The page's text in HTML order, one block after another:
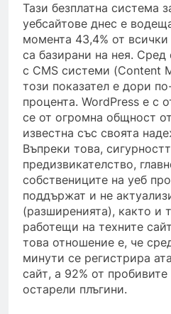
Тази безплатна система
уебсайтове днес е
момента 43,4% от
са базирани на нея. Сред
с CMS системи (Content
този показател е дори
процента. WordPress е с
се от огромна общност
известна със своята
Въпреки това,
предизвикателство,
собствениците на уеб
поддържат и не
(разширенията), както и
работещи на техните
това отношение е, че
минути се регистрира
сайт, а 92% от
остарели плъгини.